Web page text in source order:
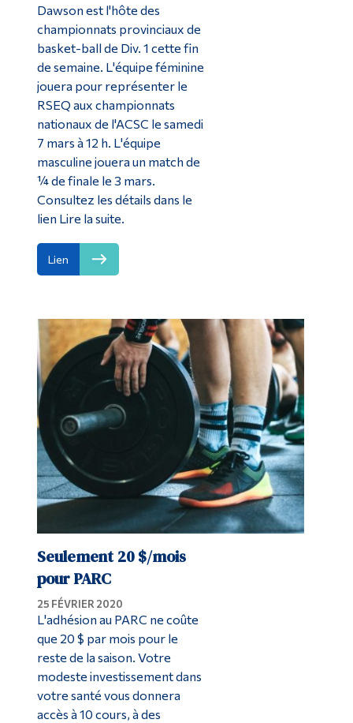
Dawson est l'hôte des
championnats provinciaux de
basket-ball de Div. 1 cette fin
de semaine. L'équipe féminine
jouera pour représenter le
RSEQ aux championnats
nationaux de l'ACSC le samedi
7 mars à 12 h. L'équipe
masculine jouera un match de
¼ de finale le 3 mars.
Consultez les détails dans le
lien Lire la suite.
Lien
Seulement 20 $/mois
pour PARC
25 FÉVRIER 2020
L'adhésion au PARC ne coûte
que 20 $ par mois pour le
reste de la saison. Votre
modeste investissement dans
votre santé vous donnera
accès à 10 cours, à des